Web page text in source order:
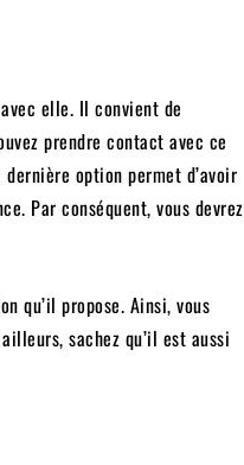
elle. Il convient de
prendre contact avec ce
option permet d’avoir
Par conséquent, vous devrez
qu’il propose. Ainsi, vous
sachez qu’il est aussi